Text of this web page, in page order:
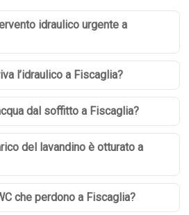
idraulico urgente a
l’idraulico a Fiscaglia?
dal soffitto a Fiscaglia?
del lavandino è otturato a
che perdono a Fiscaglia?